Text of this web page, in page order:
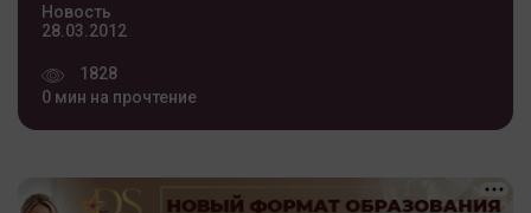
Новость
28.03.2012
1828
0 мин на прочтение